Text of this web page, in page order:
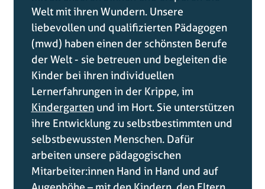
Welt mit ihren Wundern. Unsere
liebevollen und qualifizierten Pädagogen
(mwd) haben einen der schönsten Berufe
der Welt - sie betreuen und begleiten die
Kinder bei ihren individuellen
Lernerfahrungen in der Krippe, im
Kindergartenund im Hort. Sie unterstützen
ihre Entwicklung zu selbstbestimmten und
selbstbewussten Menschen. Dafür
arbeiten unsere pädagogischen
Mitarbeiter:innen Hand in Hand und auf